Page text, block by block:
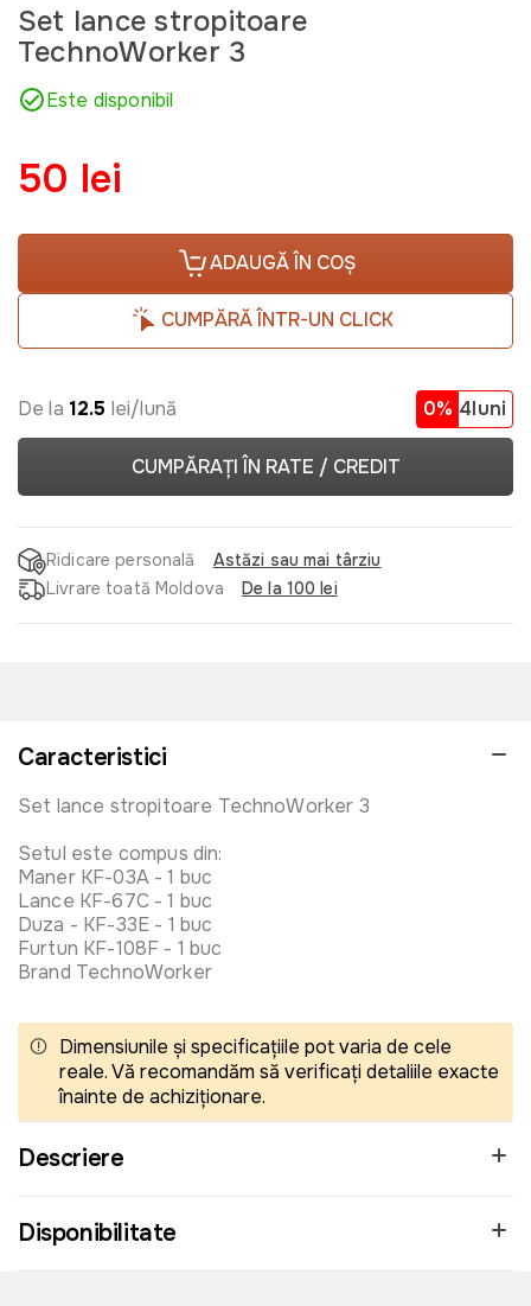
Set lance stropitoare
TechnoWorker 3
Este disponibil
50 lei
ADAUGĂ ÎN COȘ
CUMPĂRĂ ÎNTR-UN CLICK
De la 12.5 lei/lună 0% 4luni
CUMPĂRAȚI ÎN RATE / CREDIT
Ridicare personală
Astăzi sau mai târziu
Livrare toată Moldova
De la 100 lei
Caracteristici
Set lance stropitoare TechnoWorker 3
Setul este compus din:
Maner KF-03A - 1 buc
Lance KF-67C - 1 buc
Duza - KF-33E - 1 buc
Furtun KF-108F - 1 buc
Brand TechnoWorker
Dimensiunile și specificațiile pot varia de cele
reale. Vă recomandăm să verificați detaliile exacte
înainte de achiziționare.
Descriere
Disponibilitate